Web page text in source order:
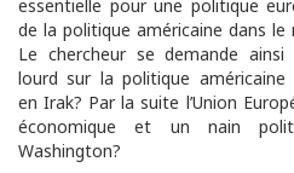
de la politique américaine dans le
Le chercheur se demande
lourd sur la politique
en Irak? Par la suite l’Union
économique et un nain
Washington?